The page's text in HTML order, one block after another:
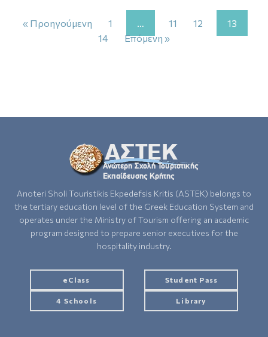
« Προηγούμενη 1 … 11 12
13
14
Επόμενη »
Anoteri Sholi Touristikis Ekpedefsis Kritis (ASTEK) belongs to
the tertiary education level of the Greek Education System and
operates under the Ministry of Tourism offering an academic
program designed to prepare senior executives for the
hospitality industry.
eClass Student Pass
4 Schools Library